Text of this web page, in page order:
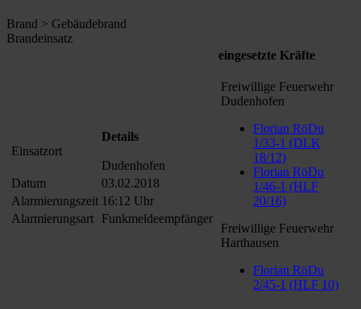
Brand > Gebäudebrand
Brandeinsatz
Einsatzort
Details
Dudenhofen
Datum
03.02.2018
Alarmierungszeit 16:12 Uhr
Alarmierungsart
Funkmeldeempfänger
eingesetzte Kräfte
Freiwillige Feuerwehr
Dudenhofen
Florian RöDu
1/33-1 (DLK
18/12)
Florian RöDu
1/46-1 (HLF
20/16)
Freiwillige Feuerwehr
Harthausen
Florian RöDu
2/45-1 (HLF 10)